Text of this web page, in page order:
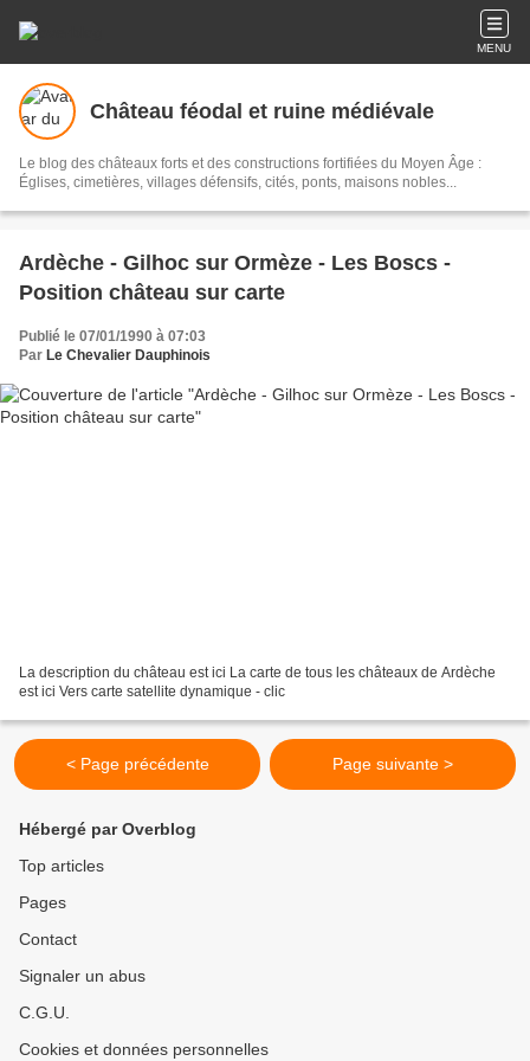
MENU
Château féodal et ruine médiévale
Le blog des châteaux forts et des constructions fortifiées du Moyen Âge :
Églises, cimetières, villages défensifs, cités, ponts, maisons nobles...
Ardèche - Gilhoc sur Ormèze - Les Boscs -
Position château sur carte
Publié le 07/01/1990 à 07:03
Par Le Chevalier Dauphinois
La description du château est ici La carte de tous les châteaux de Ardèche
est ici Vers carte satellite dynamique - clic
< Page précédente Page suivante >
Hébergé par Overblog
Top articles
Pages
Contact
Signaler un abus
C.G.U.
Cookies et données personnelles